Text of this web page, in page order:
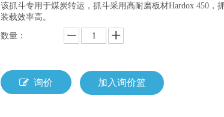
该抓斗专用于煤炭转运，抓斗采用高耐磨板材Hardox 450，
装载效率高。
数量：
询价 加入询价篮